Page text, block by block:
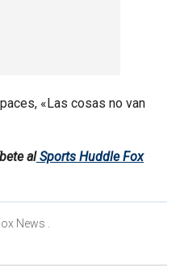
«Las cosas no van
alSports Huddle Fox
News .